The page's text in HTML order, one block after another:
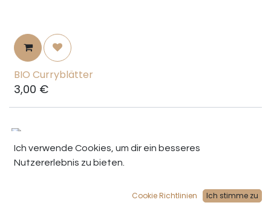
BIO Curryblätter
3,00 €
Ich verwende Cookies, um dir ein besseres
Nutzererlebnis zu bieten.
Cookie Richtlinien Ich stimme zu